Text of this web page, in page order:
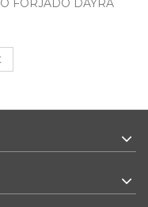
FORJADO DAYRA